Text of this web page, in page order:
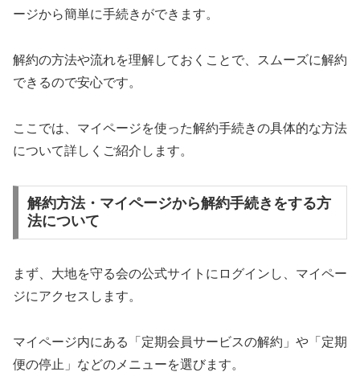
ージから簡単に手続きができます。
解約の方法や流れを理解しておくことで、スムーズに解約
できるので安心です。
ここでは、マイページを使った解約手続きの具体的な方法
について詳しくご紹介します。
解約方法・マイページから解約手続きをする方
法について
まず、大地を守る会の公式サイトにログインし、マイペー
ジにアクセスします。
マイページ内にある「定期会員サービスの解約」や「定期
便の停止」などのメニューを選びます。